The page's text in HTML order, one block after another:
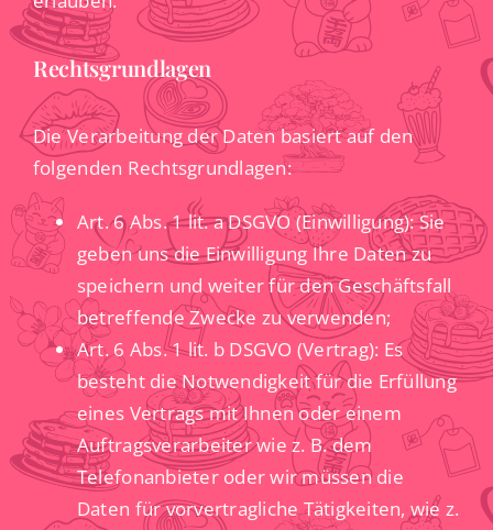
Rechtsgrundlagen
Die Verarbeitung der Daten basiert auf den
folgenden Rechtsgrundlagen:
Art. 6 Abs. 1 lit. a DSGVO (Einwilligung): Sie
geben uns die Einwilligung Ihre Daten zu
speichern und weiter für den Geschäftsfall
betreffende Zwecke zu verwenden;
Art. 6 Abs. 1 lit. b DSGVO (Vertrag): Es
besteht die Notwendigkeit für die Erfüllung
eines Vertrags mit Ihnen oder einem
Auftragsverarbeiter wie z. B. dem
Telefonanbieter oder wir müssen die
Daten für vorvertragliche Tätigkeiten, wie z.